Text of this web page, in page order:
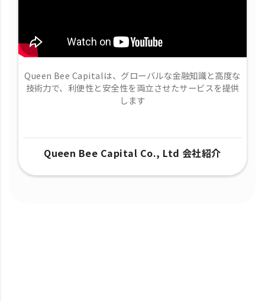
Queen Bee Capitalは、グローバルな金融知識と高度な
技術力で、​利便性と安全性を両立させたサービスを提供
します
Queen Bee Capital Co., Ltd 会社紹介